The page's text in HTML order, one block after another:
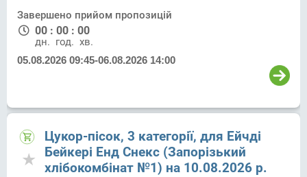
Завершено прийом пропозицій
00 : 00 : 00
дн. год. хв.
05.08.2026 09:45-06.08.2026 14:00
Цукор-пісок, 3 категорії, для Ейчді
Бейкері Енд Снекс (Запорізький
хлібокомбінат №1) на 10.08.2026 р.